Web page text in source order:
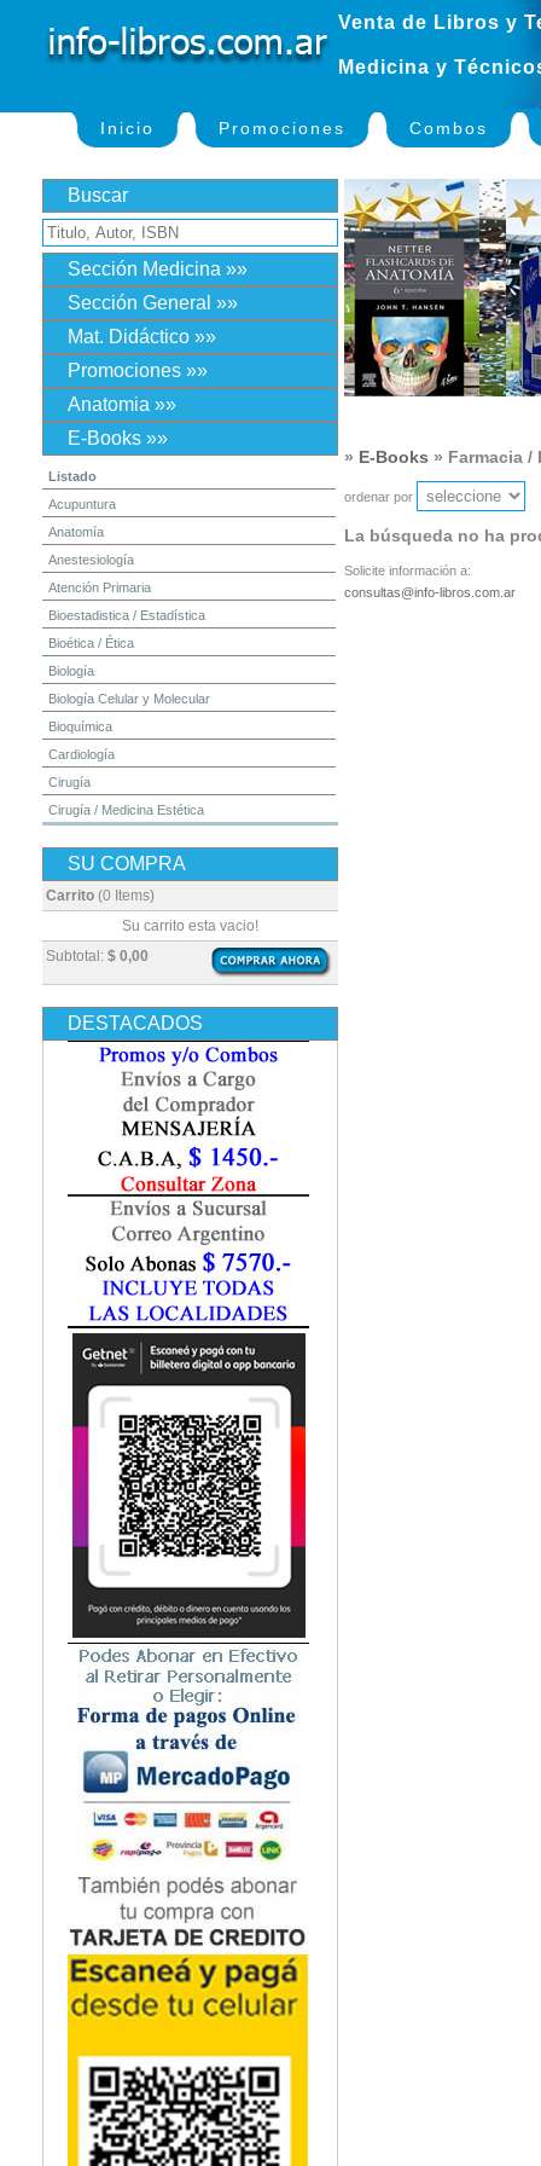
Venta de Libros y
Medicina y
Inicio Promociones Combos
Buscar
Sección Medicina »»
Sección General »»
Mat. Didáctico »»
Promociones »»
Anatomia »»
E-Books »»
Listado
Acupuntura
Anatomía
Anestesiología
Atención Primaria
Bioestadistica / Estadística
Bioética / Ética
Biología
Biología Celular y Molecular
Bioquímica
Cardiología
Cirugía
Cirugía / Medicina Estética
Dermatología
Diagnóstico por Imagen / Radiología
Embriología
Enfermería
Epidemiología
Farmacia / Farmacología
Fisiatría / Kinesiología
Fisiología / Fisiopatología
Fonoaudiología
Gastroenterología
Geriatría
Ginecología / Obstetricia
Hematología
Histología
Homeopatía
Infectología
Inmunología
Instrumentación Quirurgica
Medicina del Deporte / Rehabilitación
Medicina Emergencias / Urgencias
Medicina Forense / Legal
Medicina General
Medicina Interna
Microbiología
Nefrología
Neonatología / Pediatría
Neumología
Neuroanatomía / Neurociencia
Neurocirugía
Neurología
Nutrición
Odontología
Oftalmología
Oncología / Cuidados Paliativos
Ortopedía / Traumatología
Osteopatía
Otorrinolaringología
Podología
Psicología
Psiquiatría
Química
SU COMPRA
Carrito (0 Items)
Subtotal: $ 0,00
Su carrito esta vacio!
DESTACADOS
» E-Books » Farmacia /
ordenar por
La búsqueda no ha
Solicite información a:
consultas@info-libros.com.ar